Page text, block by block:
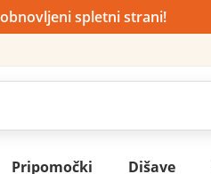
spletni strani!
Pripomočki Dišave